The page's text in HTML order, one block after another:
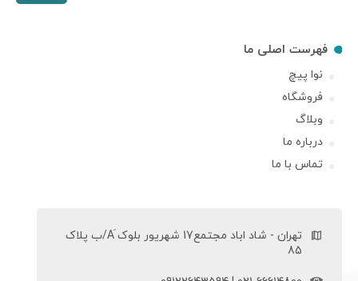
فهرست اصلی ما
نوا پیچ
فروشگاه
وبلاگ
درباره ما
تماس با ما
تهران - شاد اباد مجتمع17 شهریور بلوک َA/ب پلاک
85